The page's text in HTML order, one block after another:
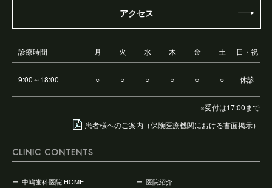
アクセス
診療時間 月 火 水 木 金 土 日・祝
※受付は17:00まで
患者様へのご案内（保険医療機関における書面掲示）
9:00～18:00 ○ ○ ○ ○ ○ ○ 休診
CLINIC CONTENTS
中嶋歯科医院 HOME
医院紹介